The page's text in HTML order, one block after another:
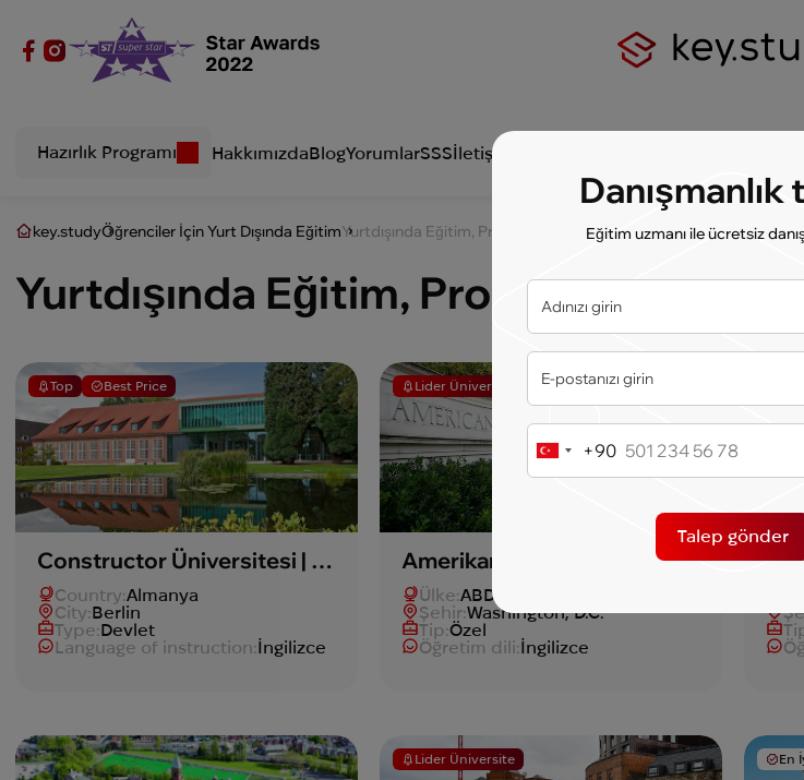
Hazırlık Programı HakkımızdaBlogYorumlarSSSİletişim bilgileri
key.studyÖğrenciler İçin Yurt Dışında EğitimYurtdışında Eğitim, Program: Lisans
Yurtdışında Eğitim, Program: Lisans
Top Best Price
Constructor Üniversitesi | Key.study
Country:Almanya
Сity:Berlin
Type:Devlet
Language of instruction:İngilizce
Lider Üniversite
Amerikan Üniversitesi
Ülke:ABD
Şehir:Washington, D.C.
Tip:Özel
Öğretim dili:İngilizce
Lider Üniversite En
Danışmanlık
Eğitim uzmanı ile ücretsiz
Turkey+90
Talep gönder